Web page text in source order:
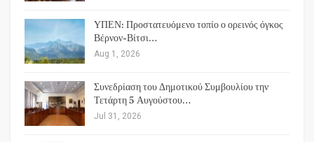
ΥΠΕΝ: Προστατευόμενο τοπίο ο ορεινός όγκος
Βέρνον-Βίτσι…
Aug 1, 2026
Συνεδρίαση του Δημοτικού Συμβουλίου την
Τετάρτη 5 Αυγούστου…
Jul 31, 2026